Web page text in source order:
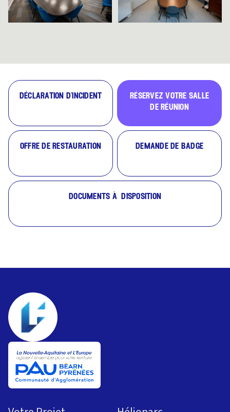
déclaration d'incident
réservez votre salle
de réunion
offre de restauration demande de badge
documents à disposition